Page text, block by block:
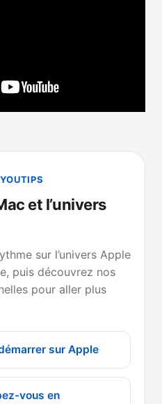
et l’univers
sur l’univers Apple
puis découvrez nos
pour aller plus
sur Apple
vous en